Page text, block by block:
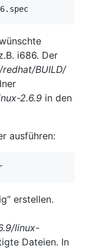
i686. Der
BUILD/
2.6.9 in den
ausführen:
erstellen.
linux-
Dateien. In